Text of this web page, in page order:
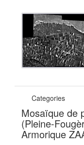
Categories
Mosaïque de
(Pleine-
Armorique